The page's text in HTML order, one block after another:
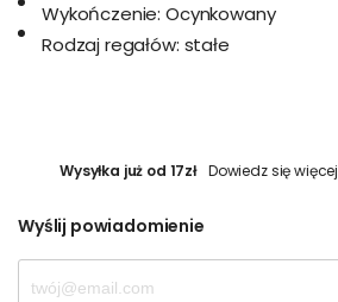
Wykończenie: Ocynkowany
Rodzaj regałów: stałe
Wysyłka już od 17zł Dowiedz się więcej
Wyślij powiadomienie